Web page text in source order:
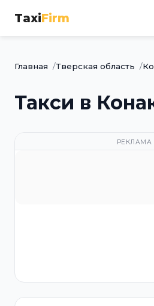
TaxiFirm
Главная Тверская область
Такси в
РЕКЛАМА